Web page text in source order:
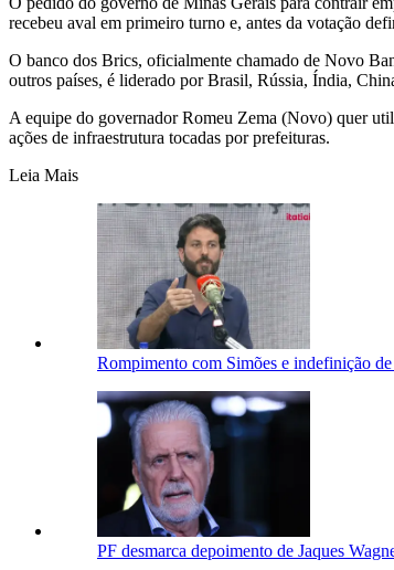
recebeu aval em primeiro turno e, antes da votação
O banco dos Brics, oficialmente chamado de Novo
outros países, é liderado por Brasil, Rússia, Índia,
A equipe do governador Romeu Zema (Novo) quer
ações de infraestrutura tocadas por prefeituras.
Leia Mais
Rompimento com Simões e indefinição
PF desmarca depoimento de Jaques